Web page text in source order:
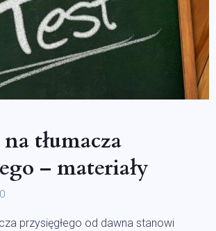
tłumacza
– materiały
przysięgłego od dawna stanowi